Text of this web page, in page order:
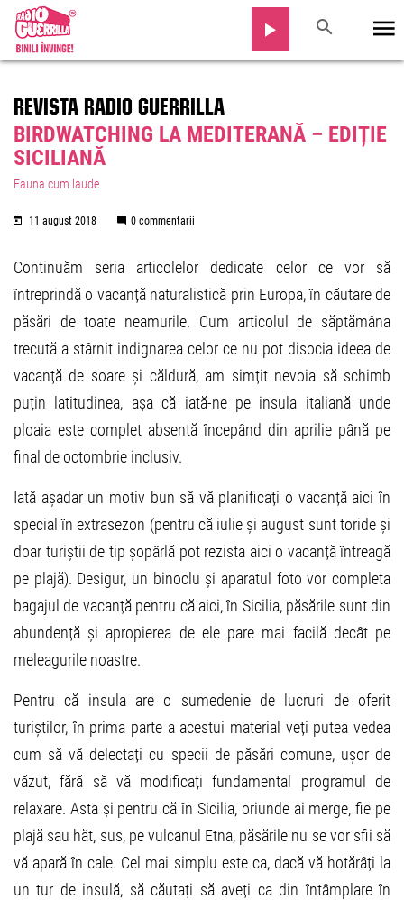
REVISTA RADIO GUERRILLA
BIRDWATCHING LA MEDITERANĂ – EDIȚIE
SICILIANĂ
Fauna cum laude
11 august 2018 0 commentarii
Continuăm seria articolelor dedicate celor ce vor să
întreprindă o vacanță naturalistică prin Europa, în căutare de
păsări de toate neamurile. Cum articolul de săptămâna
trecută a stârnit indignarea celor ce nu pot disocia ideea de
vacanță de soare și căldură, am simțit nevoia să schimb
puțin latitudinea, așa că iată-ne pe insula italiană unde
ploaia este complet absentă începând din aprilie până pe
final de octombrie inclusiv.
Iată așadar un motiv bun să vă planificați o vacanță aici în
special în extrasezon (pentru că iulie și august sunt toride și
doar turiștii de tip șopârlă pot rezista aici o vacanță întreagă
pe plajă). Desigur, un binoclu și aparatul foto vor completa
bagajul de vacanță pentru că aici, în Sicilia, păsările sunt din
abundență și apropierea de ele pare mai facilă decât pe
meleagurile noastre.
Pentru că insula are o sumedenie de lucruri de oferit
turiștilor, în prima parte a acestui material veți putea vedea
cum să vă delectați cu specii de păsări comune, ușor de
văzut, fără să vă modificați fundamental programul de
relaxare. Asta și pentru că în Sicilia, oriunde ai merge, fie pe
plajă sau hăt, sus, pe vulcanul Etna, păsările nu se vor sfii să
vă apară în cale. Cel mai simplu este ca, dacă vă hotărâți la
un tur de insulă, să căutați să aveți ca din întâmplare în